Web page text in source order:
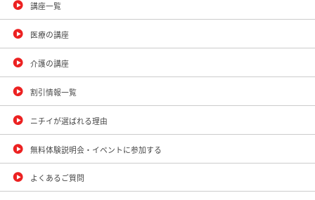
講座一覧
医療の講座
介護の講座
割引情報一覧
ニチイが選ばれる理由
無料体験説明会・イベントに参加する
よくあるご質問